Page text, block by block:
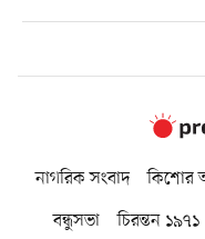
নাগরিক সংবাদ কিশোর
বন্ধুসভা
চিরন্তন ১৯৭১